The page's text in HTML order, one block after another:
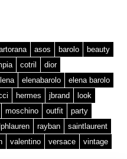
asos barolo
beauty
cotril
dior
elenabarolo
elena barolo
hermes jbrand
look
moschino outfit
party
rayban
saintlaurent
valentino versace
vintage